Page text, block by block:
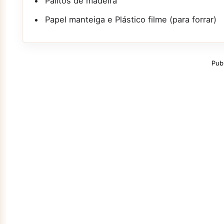
Papel manteiga e Plástico filme (para forrar)